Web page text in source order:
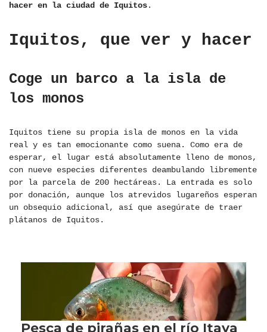
hacer en la ciudad de Iquitos.
Iquitos, que ver y hacer
Coge un barco a la isla de
los monos
Iquitos tiene su propia isla de monos en la vida
real y es tan emocionante como suena. Como era de
esperar, el lugar está absolutamente lleno de monos,
con nueve especies diferentes deambulando libremente
por la parcela de 200 hectáreas. La entrada es solo
por donación, aunque los atrevidos lugareños esperan
un obsequio adicional, así que asegúrate de traer
plátanos de Iquitos.